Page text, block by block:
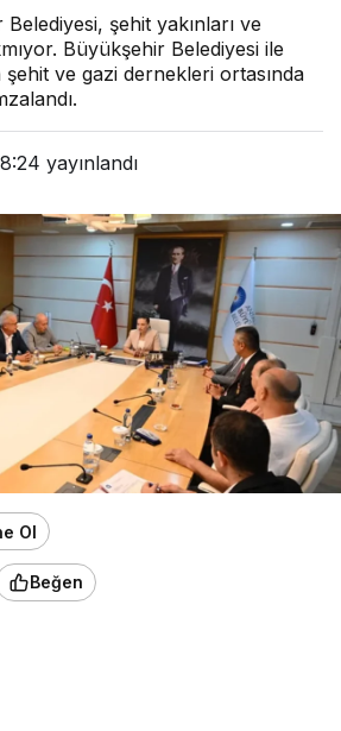
yalnız
bırakmıy
or
şehit yakınları ve
Büyükşehir Belediyesi ile
şehit ve gazi dernekleri ortasında
yayınlandı
Ol
Beğen